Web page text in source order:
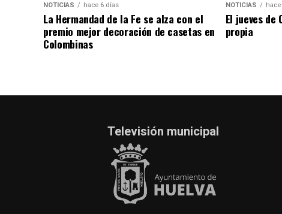
NOTICIAS hace 6 días
La Hermandad de la Fe se alza con el
premio mejor decoración de casetas en
Colombinas
NOTICIAS
El jueves
propia
Televisión municipal